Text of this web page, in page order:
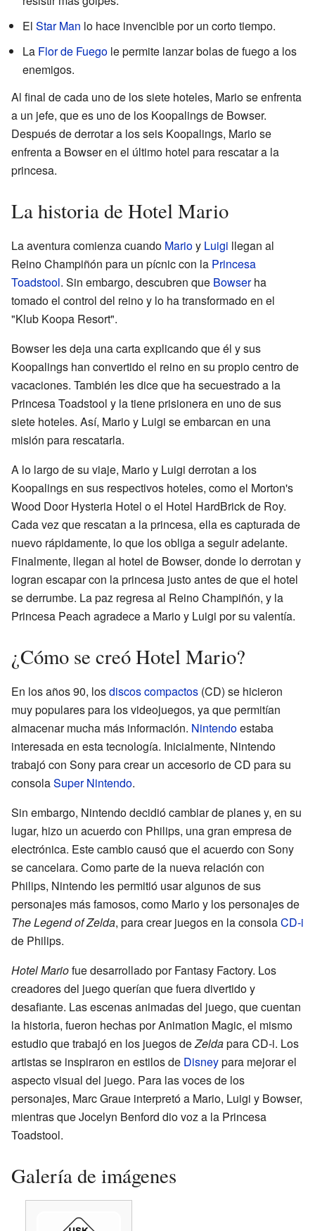
El Star Man lo hace invencible por un corto tiempo.
La Flor de Fuego le permite lanzar bolas de fuego a los
enemigos.
Al final de cada uno de los siete hoteles, Mario se enfrenta
a un jefe, que es uno de los Koopalings de Bowser.
Después de derrotar a los seis Koopalings, Mario se
enfrenta a Bowser en el último hotel para rescatar a la
princesa.
La historia de Hotel Mario
La aventura comienza cuando Marioy Luigi llegan al
Reino Champiñón para un pícnic con la Princesa
Toadstool. Sin embargo, descubren que Bowserha
tomado el control del reino y lo ha transformado en el
"Klub Koopa Resort".
Bowser les deja una carta explicando que él y sus
Koopalings han convertido el reino en su propio centro de
vacaciones. También les dice que ha secuestrado a la
Princesa Toadstool y la tiene prisionera en uno de sus
siete hoteles. Así, Mario y Luigi se embarcan en una
misión para rescatarla.
A lo largo de su viaje, Mario y Luigi derrotan a los
Koopalings en sus respectivos hoteles, como el Morton's
Wood Door Hysteria Hotel o el Hotel HardBrick de Roy.
Cada vez que rescatan a la princesa, ella es capturada de
nuevo rápidamente, lo que los obliga a seguir adelante.
Finalmente, llegan al hotel de Bowser, donde lo derrotan y
logran escapar con la princesa justo antes de que el hotel
se derrumbe. La paz regresa al Reino Champiñón, y la
Princesa Peach agradece a Mario y Luigi por su valentía.
¿Cómo se creó Hotel Mario?
En los años 90, losdiscos compactos (CD) se hicieron
muy populares para los videojuegos, ya que permitían
almacenar mucha más información. Nintendoestaba
interesada en esta tecnología. Inicialmente, Nintendo
trabajó con Sony para crear un accesorio de CD para su
consolaSuper Nintendo.
Sin embargo, Nintendo decidió cambiar de planes y, en su
lugar, hizo un acuerdo con Philips, una gran empresa de
electrónica. Este cambio causó que el acuerdo con Sony
se cancelara. Como parte de la nueva relación con
Philips, Nintendo les permitió usar algunos de sus
personajes más famosos, como Mario y los personajes de
The Legend of Zelda, para crear juegos en la consolaCD-i
de Philips.
Hotel Mariofue desarrollado por Fantasy Factory. Los
creadores del juego querían que fuera divertido y
desafiante. Las escenas animadas del juego, que cuentan
la historia, fueron hechas por Animation Magic, el mismo
estudio que trabajó en los juegos deZeldapara CD-i. Los
artistas se inspiraron en estilos de Disneypara mejorar el
aspecto visual del juego. Para las voces de los
personajes, Marc Graue interpretó a Mario, Luigi y Bowser,
mientras que Jocelyn Benford dio voz a la Princesa
Toadstool.
Galería de imágenes